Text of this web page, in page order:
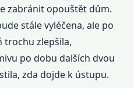
zabránit opouštět dům.
stále vyléčena, ale po
trochu zlepšila,
po dobu dalších dvou
zda dojde k ústupu.